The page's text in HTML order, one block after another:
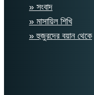
» সংবাদ
» মাসায়িল শিখি
» হুজুরদের বয়ান থেকে